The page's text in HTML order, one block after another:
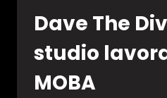
Dave The
studio
MOBA